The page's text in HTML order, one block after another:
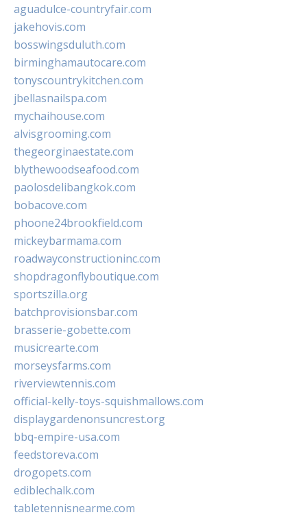
aguadulce-countryfair.com
jakehovis.com
bosswingsduluth.com
birminghamautocare.com
tonyscountrykitchen.com
jbellasnailspa.com
mychaihouse.com
alvisgrooming.com
thegeorginaestate.com
blythewoodseafood.com
paolosdelibangkok.com
bobacove.com
phoone24brookfield.com
mickeybarmama.com
roadwayconstructioninc.com
shopdragonflyboutique.com
sportszilla.org
batchprovisionsbar.com
brasserie-gobette.com
musicrearte.com
morseysfarms.com
riverviewtennis.com
official-kelly-toys-squishmallows.com
displaygardenonsuncrest.org
bbq-empire-usa.com
feedstoreva.com
drogopets.com
ediblechalk.com
tabletennisnearme.com